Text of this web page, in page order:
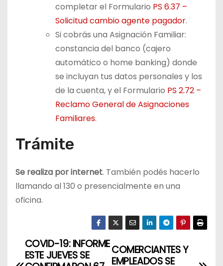
completar el Formulario PS 6.37 –
Solicitud cambio agente pagador.
Si cobrás una Asignación Familiar:
constancia del banco (cajero
automático o home banking) donde
se incluyan tus datos personales y los
de la cuenta, y el Formulario PS 2.72 –
Reclamo General de Asignaciones
Familiares.
Trámite
Se realiza por internet. También podés hacerlo
llamando al 130 o presencialmente en una
oficina.
N
COMERCIANTES Y
EMPLEADOS SE
COVID-19: INFORME
ESTE JUEVES SE